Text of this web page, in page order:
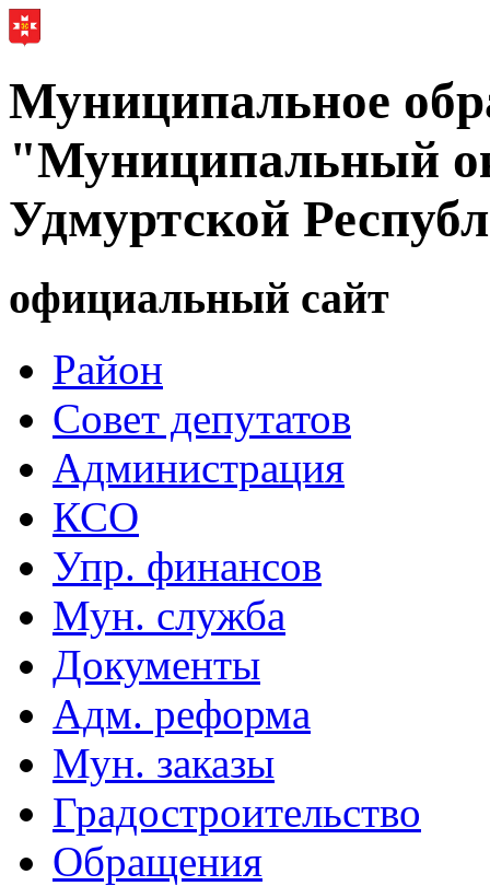
Муниципальное
"Муниципальный
Удмуртской
официальный сайт
Район
Совет депутатов
Администрация
КСО
Упр. финансов
Мун. служба
Документы
Адм. реформа
Мун. заказы
Градостроительство
Обращения